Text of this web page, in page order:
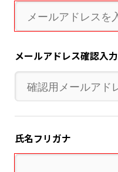
メールアドレス確認入力
氏名フリガナ